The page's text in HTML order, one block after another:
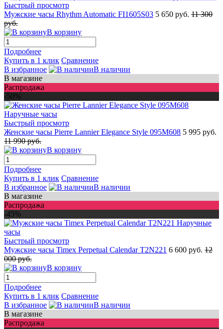
Быстрый просмотр
Мужские часы Rhythm Automatic FI1605S03 5 650 руб. 11 300
руб.
В корзину
Подробнее
Купить в 1 клик Сравнение
В избранное
В наличии
В магазине
Распродажа
-50%
Быстрый просмотр
Женские часы Pierre Lannier Elegance Style 095M608 5 995 руб.
11 990 руб.
В корзину
Подробнее
Купить в 1 клик Сравнение
В избранное
В наличии
В магазине
Распродажа
-45%
Быстрый просмотр
Мужские часы Timex Perpetual Calendar T2N221 6 600 руб. 12
000 руб.
В корзину
Подробнее
Купить в 1 клик Сравнение
В избранное
В наличии
В магазине
Распродажа